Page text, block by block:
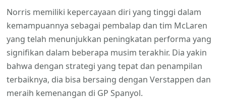
Norris memiliki kepercayaan diri yang tinggi dalam
kemampuannya sebagai pembalap dan tim McLaren
yang telah menunjukkan peningkatan performa yang
signifikan dalam beberapa musim terakhir. Dia yakin
bahwa dengan strategi yang tepat dan penampilan
terbaiknya, dia bisa bersaing dengan Verstappen dan
meraih kemenangan di GP Spanyol.